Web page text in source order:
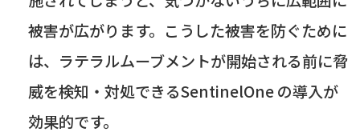
被害が広がります。こうした被害を防ぐために
は、ラテラルムーブメントが開始される前に脅
威を検知・対処できるSentinelOneの導入が
効果的です。